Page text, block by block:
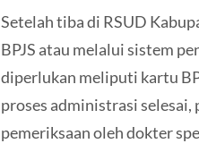
Setelah tiba di RSUD
BPJS atau melalui sistem
diperlukan meliputi kartu
proses administrasi
pemeriksaan oleh dokter